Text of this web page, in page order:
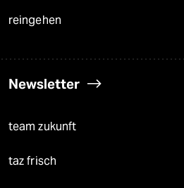
reingehen
Newsletter
team zukunft
taz frisch